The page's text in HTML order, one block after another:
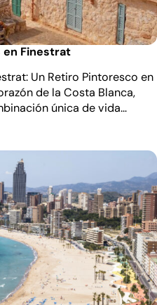
en Finestrat
Un Retiro Pintoresco en
de la Costa Blanca,
única de vida…